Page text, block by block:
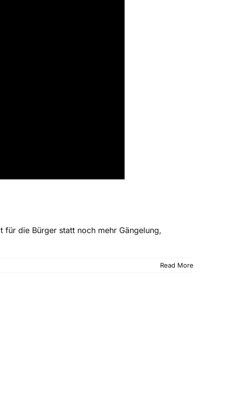
die Bürger statt noch mehr Gängelung,
Read More